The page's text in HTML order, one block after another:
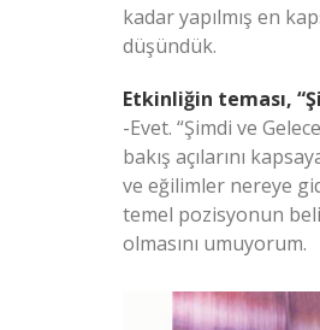
kadar yapılmış en
düşündük.
Etkinliğin teması,
-Evet. “Şimdi ve
bakış açılarını
ve eğilimler nereye
temel pozisyonun
olmasını umuyorum.